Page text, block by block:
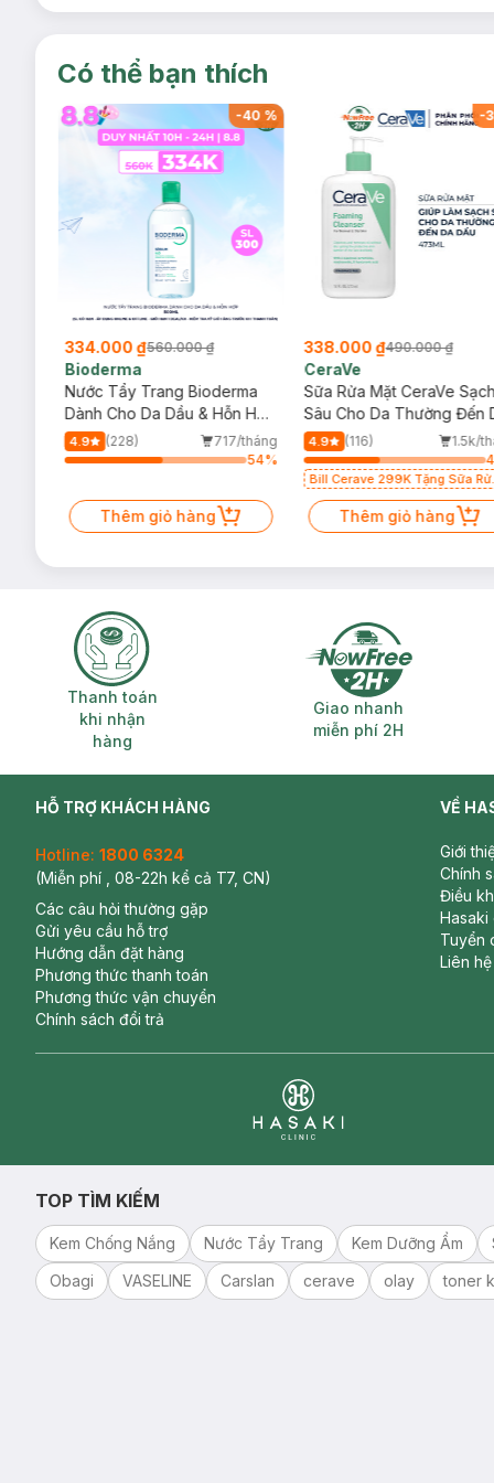
Có thể bạn thích
-40 %
334.000 ₫560.000 ₫
Bioderma
Nước Tẩy Trang Bioderma
Dành Cho Da Dầu & Hỗn Hợp
500ml
4.9 (228)
717/tháng
54%
Thêm giỏ hàng
-
338.000 ₫490.000 ₫
CeraVe
Sữa Rửa Mặt CeraVe
Sâu Cho Da Thường Đến
Dầu 473ml
4.9 (116)
1.5k/
Bill Cerave 299K Tặng Sữa
Thêm giỏ hàng
Thanh toán khi nhận hàng
Thanh toán
khi nhận
hàng
Giao nhanh
Giao nhanh
miễn phí 2H
HỖ TRỢ KHÁCH HÀNG
Hotline: 1800 6324
(Miễn phí , 08-22h kể cả T7, CN)
Các câu hỏi thường gặp
Gửi yêu cầu hỗ trợ
Hướng dẫn đặt hàng
Phương thức thanh toán
Phương thức vận chuyển
Chính sách đổi trả
VỀ
Giới
Chính
Điều
Hasaki
Tuyển
Liên hệ
TOP TÌM KIẾM
Kem Chống Nắng Nước Tẩy Trang Kem Dưỡng Ẩm
Obagi
VASELINE Carslan cerave olay toner